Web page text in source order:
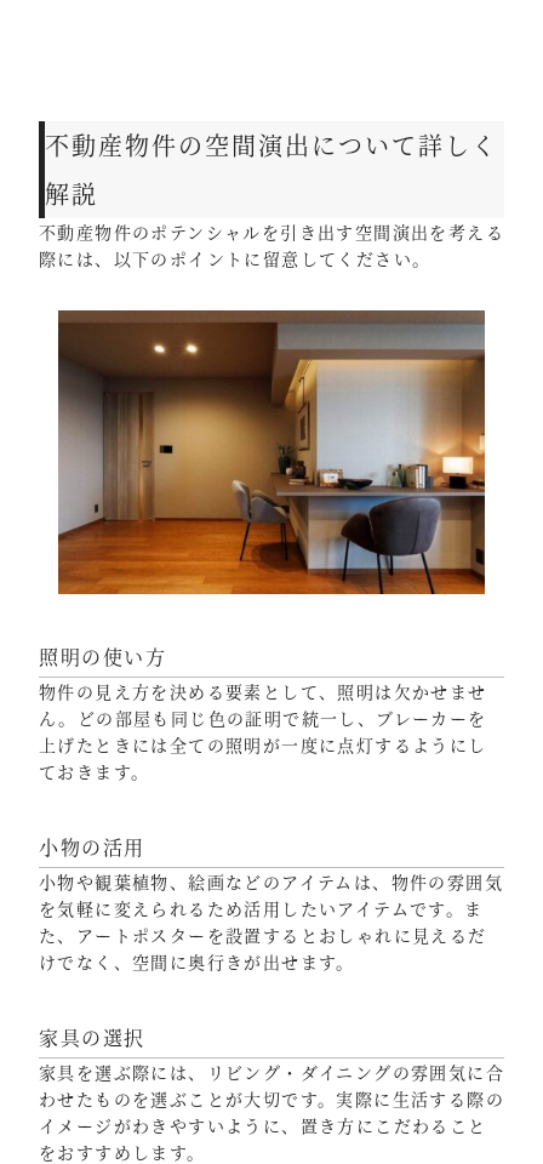
不動産物件の空間演出について詳しく
解説
不動産物件のポテンシャルを引き出す空間演出を考える
際には、以下のポイントに留意してください。
照明の使い方
物件の見え方を決める要素として、照明は欠かせませ
ん。どの部屋も同じ色の証明で統一し、ブレーカーを
上げたときには全ての照明が一度に点灯するようにし
ておきます。
小物の活用
小物や観葉植物、絵画などのアイテムは、物件の雰囲気
を気軽に変えられるため活用したいアイテムです。ま
た、アートポスターを設置するとおしゃれに見えるだ
けでなく、空間に奥行きが出せます。
家具の選択
家具を選ぶ際には、リビング・ダイニングの雰囲気に合
わせたものを選ぶことが大切です。実際に生活する際の
イメージがわきやすいように、置き方にこだわること
をおすすめします。